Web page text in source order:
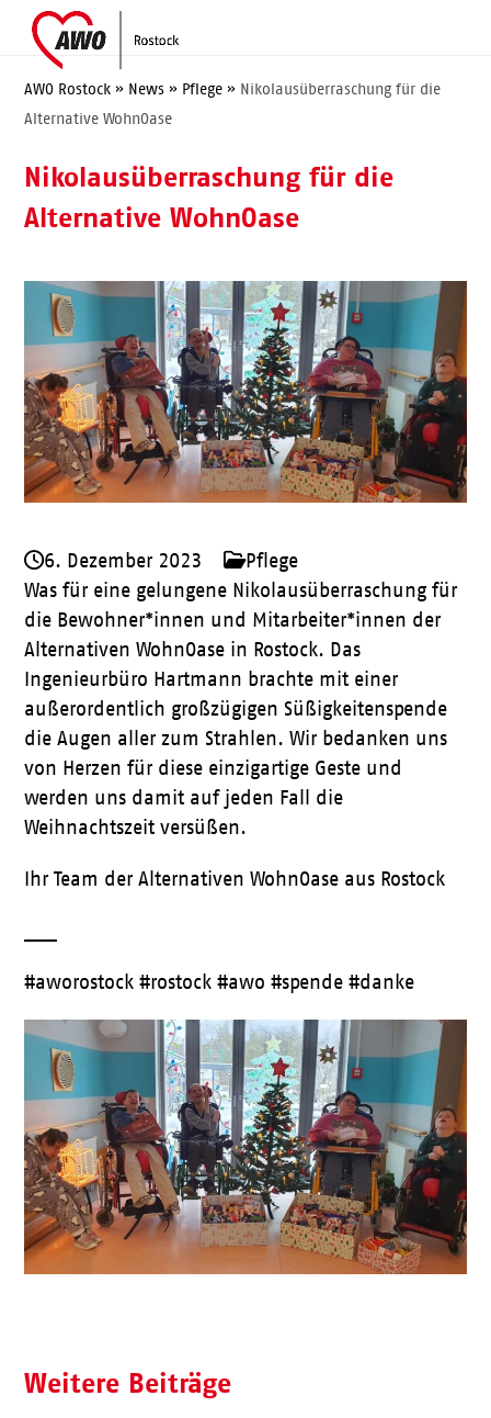
content
Open
mobile
menu
Close
mobile
menu
AWO Rostock » News » Pflege » Nikolausüberraschung für die
Alternative WohnOase
Nikolausüberraschung für die
Alternative WohnOase
6. Dezember 2023
Pflege
Was für eine gelungene Nikolausüberraschung für
die Bewohner*innen und Mitarbeiter*innen der
Alternativen WohnOase in Rostock. Das
Ingenieurbüro Hartmann brachte mit einer
außerordentlich großzügigen Süßigkeitenspende
die Augen aller zum Strahlen. Wir bedanken uns
von Herzen für diese einzigartige Geste und
werden uns damit auf jeden Fall die
Weihnachtszeit versüßen.
Ihr Team der Alternativen WohnOase aus Rostock
#aworostock #rostock #awo #spende #danke
Weitere Beiträge